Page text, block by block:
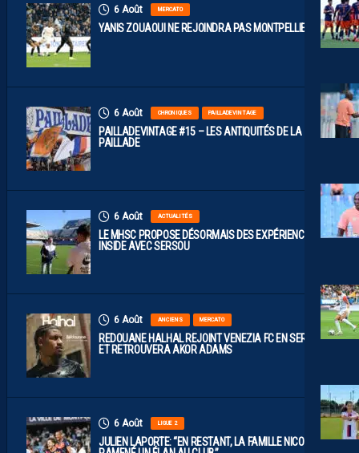
6 Août MERCATO
YANIS ZOUAOUI NE REJOINDRA PAS MONTPELLIER…
6 Août CHRONIQUES PAILLADEVINTAGE
PAILLADEVINTAGE #15 – LES ANTIQUITÉS DE LA
PAILLADE
6 Août ACTUALITÉS
LE MHSC PROPOSE DÉSORMAIS DES EXPÉRIENCES
INSIDE AVEC SERSOU
6 Août ANCIENS MERCATO
REDOUANE HALHAL REJOINT VENEZIA FC EN SERIE A
ET RETROUVERA AKOR ADAMS
6 Août LIGUE 2
JULIEN LAPORTE: “EN RESTANT, LA FAMILLE NICOLLIN A